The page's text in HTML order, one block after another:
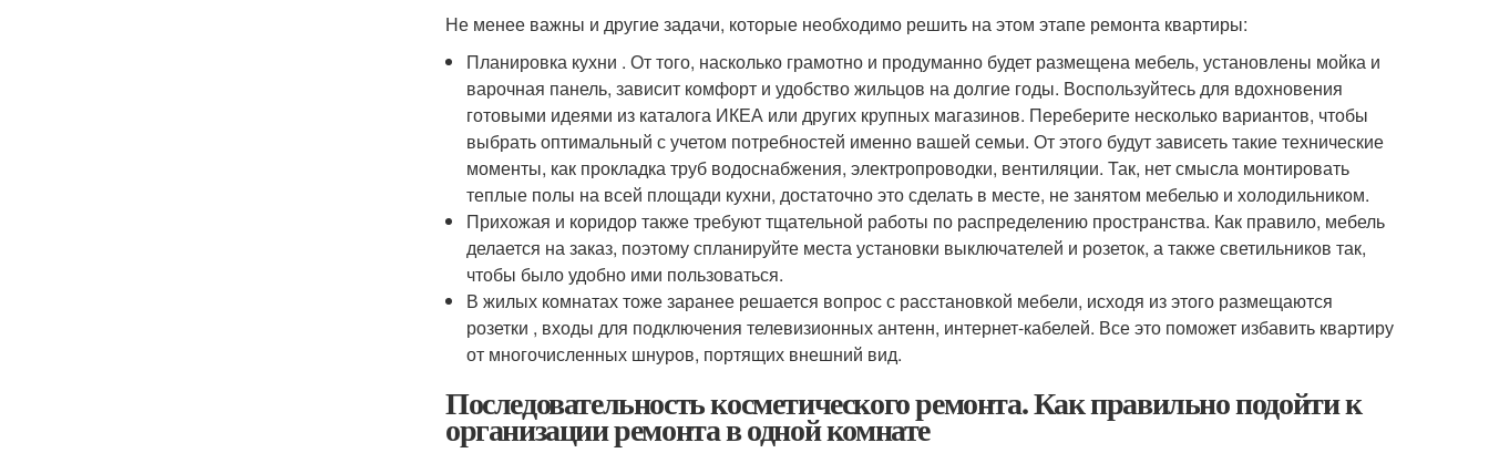
Не менее важны и другие задачи, которые необходимо решить на этом этапе ремонта квартиры:
Планировка кухни . От того, насколько грамотно и продуманно будет размещена мебель, установлены мойка и
варочная панель, зависит комфорт и удобство жильцов на долгие годы. Воспользуйтесь для вдохновения
готовыми идеями из каталога ИКЕА или других крупных магазинов. Переберите несколько вариантов, чтобы
выбрать оптимальный с учетом потребностей именно вашей семьи. От этого будут зависеть такие технические
моменты, как прокладка труб водоснабжения, электропроводки, вентиляции. Так, нет смысла монтировать
теплые полы на всей площади кухни, достаточно это сделать в месте, не занятом мебелью и холодильником.
Прихожая и коридор также требуют тщательной работы по распределению пространства. Как правило, мебель
делается на заказ, поэтому спланируйте места установки выключателей и розеток, а также светильников так,
чтобы было удобно ими пользоваться.
В жилых комнатах тоже заранее решается вопрос с расстановкой мебели, исходя из этого размещаются
розетки , входы для подключения телевизионных антенн, интернет-кабелей. Все это поможет избавить квартиру
от многочисленных шнуров, портящих внешний вид.
Последовательность косметического ремонта. Как правильно подойти к
организации ремонта в одной комнате